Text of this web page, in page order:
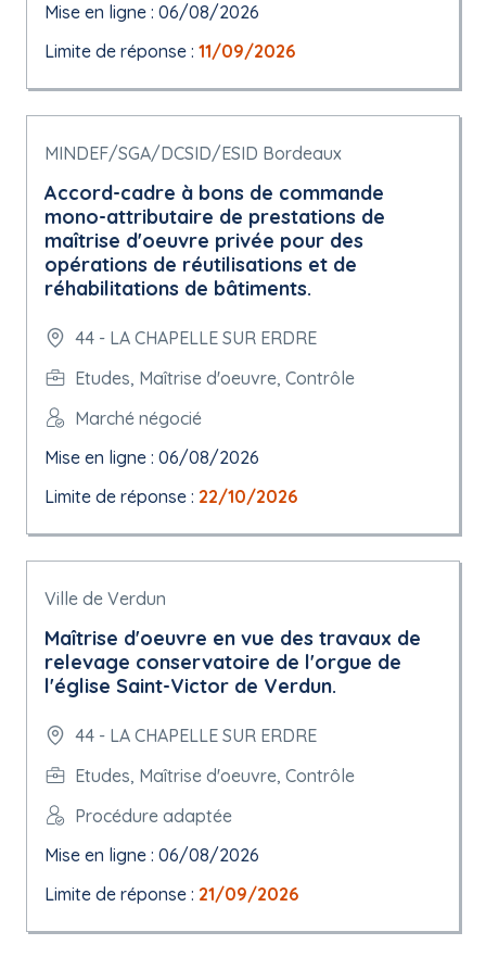
Mise en ligne : 06/08/2026
Limite de réponse : 11/09/2026
MINDEF/SGA/DCSID/ESID Bordeaux
Accord-cadre à bons de commande
mono-attributaire de prestations de
maîtrise d'oeuvre privée pour des
opérations de réutilisations et de
réhabilitations de bâtiments.
44 - LA CHAPELLE SUR ERDRE
Etudes, Maîtrise d'oeuvre, Contrôle
Marché négocié
Mise en ligne : 06/08/2026
Limite de réponse : 22/10/2026
Ville de Verdun
Maîtrise d'oeuvre en vue des travaux de
relevage conservatoire de l'orgue de
l'église Saint-Victor de Verdun.
44 - LA CHAPELLE SUR ERDRE
Etudes, Maîtrise d'oeuvre, Contrôle
Procédure adaptée
Mise en ligne : 06/08/2026
Limite de réponse : 21/09/2026